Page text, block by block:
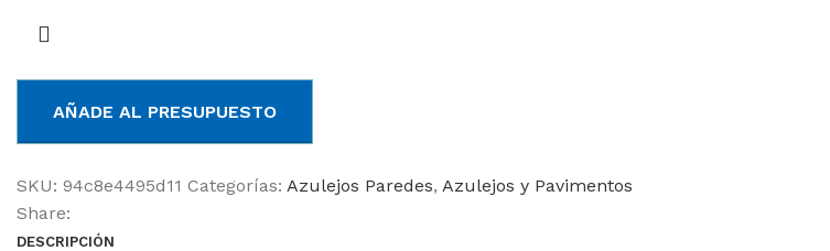
AÑADE AL PRESUPUESTO
SKU: 94c8e4495d11 Categorías: Azulejos Paredes, Azulejos y Pavimentos
Share:
DESCRIPCIÓN